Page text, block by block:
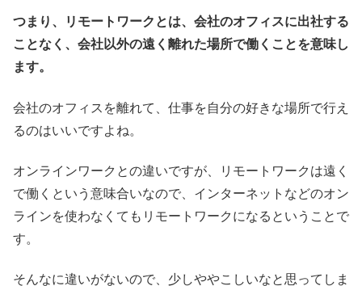
つまり、リモートワークとは、会社のオフィスに出社する
ことなく、会社以外の遠く離れた場所で働くことを意味し
ます。
会社のオフィスを離れて、仕事を自分の好きな場所で行え
るのはいいですよね。
オンラインワークとの違いですが、リモートワークは遠く
で働くという意味合いなので、インターネットなどのオン
ラインを使わなくてもリモートワークになるということで
す。
そんなに違いがないので、少しややこしいなと思ってしま